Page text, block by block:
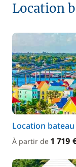
Location
Location bateau
À partir de 1 719